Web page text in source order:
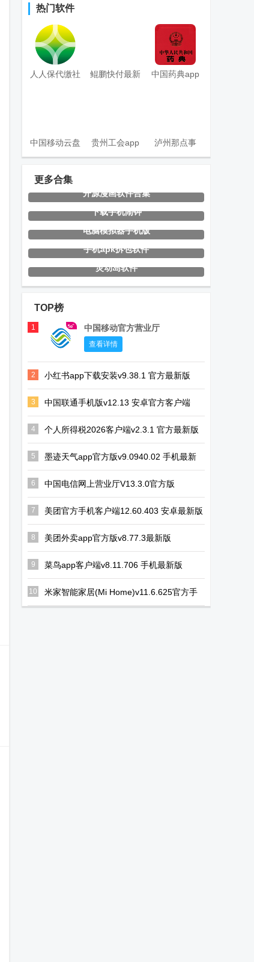
热门软件
人人保代缴社
鲲鹏快付最新
中国药典app
中国移动云盘
官方版
贵州工会app
官方版
泸州那点事
app官方版
数英网客户端
指尖水务官方
下载
全国村镇建设
管理平台
山河TV电视直
Meitu Wink修
LINE Camera
老人桌面免费
AGG修改器增
小吉智联定位
器
风月ai最新版
螃蟹租号app
官方正版
更多合集
开源漫画软件合集
下载手机闹钟
电脑模拟器手机版
手机apk拆包软件
灵动岛软件
TOP榜
1 中国移动官方营业厅
查看详情
2 小红书app下载安装v9.38.1 官方最新版
3 中国联通手机版v12.13 安卓官方客户端
4 个人所得税2026客户端v2.3.1 官方最新版
5
墨迹天气app官方版v9.0940.02 手机最新
版
6 中国电信网上营业厅V13.3.0官方版
7 美团官方手机客户端12.60.403 安卓最新版
8 美团外卖app官方版v8.77.3最新版
9 菜鸟app客户端v8.11.706 手机最新版
10
米家智能家居(Mi Home)v11.6.625官方手
机版